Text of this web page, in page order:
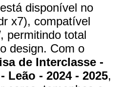
disponível no
x7), compatível
permitindo total
design. Com o
de Interclasse -
- 2024 - 2025,